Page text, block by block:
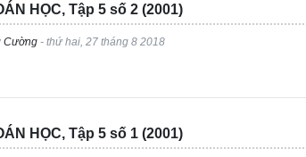
HỌC, Tập 5 số 2 (2001)
Cường - thứ hai, 27 tháng 8 2018
HỌC, Tập 5 số 1 (2001)